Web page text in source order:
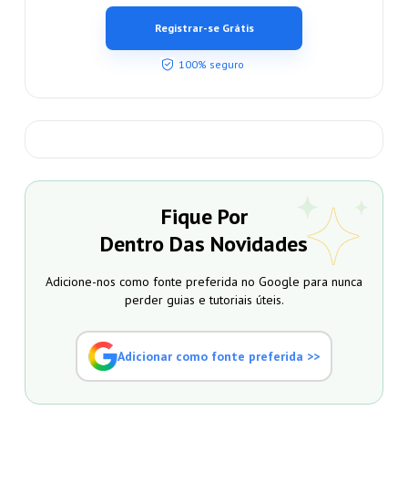
Registrar-se Grátis
100% seguro
Fique Por
Dentro Das Novidades
Adicione-nos como fonte preferida no Google para nunca
perder guias e tutoriais úteis.
Adicionar como fonte preferida >>